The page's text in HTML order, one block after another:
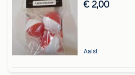
€ 2,00
Aalst